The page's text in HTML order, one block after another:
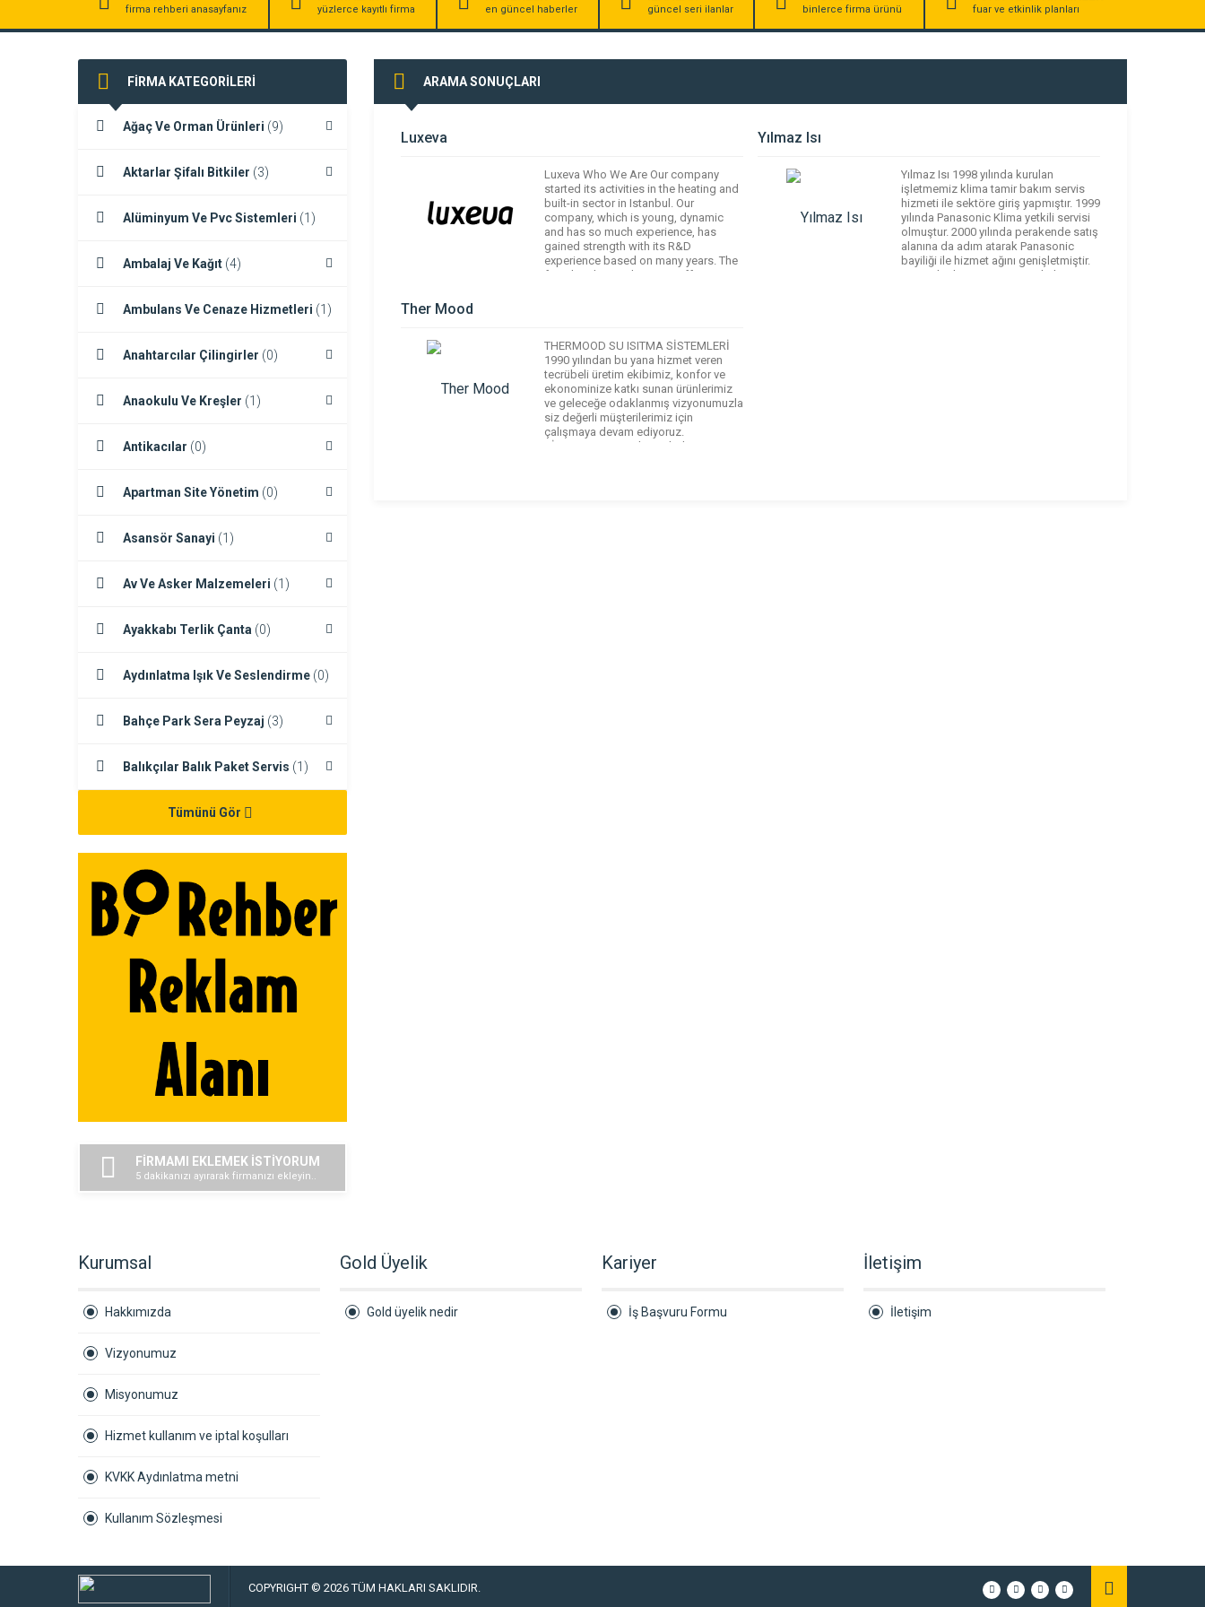
firma rehberi anasayfanız yüzlerce kayıtlı firma en güncel haberler güncel seri ilanlar binlerce firma ürünü fuar ve etkinlik planları
FİRMA KATEGORİLERİ
Ağaç Ve Orman Ürünleri (9)
Aktarlar Şifalı Bitkiler (3)
Alüminyum Ve Pvc Sistemleri (1)
Ambalaj Ve Kağıt (4)
Ambulans Ve Cenaze Hizmetleri (1)
Anahtarcılar Çilingirler (0)
Anaokulu Ve Kreşler (1)
Antikacılar (0)
Apartman Site Yönetim (0)
Asansör Sanayi (1)
Av Ve Asker Malzemeleri (1)
Ayakkabı Terlik Çanta (0)
Aydınlatma Işık Ve Seslendirme (0)
Bahçe Park Sera Peyzaj (3)
Balıkçılar Balık Paket Servis (1)
Tümünü Gör
FİRMAMI EKLEMEK İSTİYORUM
5 dakikanızı ayırarak firmanızı ekleyin..
ARAMA SONUÇLARI
Luxeva
Luxeva Who We Are Our company
started its activities in the heating and
built-in sector in Istanbul. Our
company, which is young, dynamic
and has so much experience, has
gained strength with its R&D
experience based on many years. The
fact that the products are efficient,
Yılmaz Isı
Yılmaz Isı 1998 yılında kurulan
işletmemiz klima tamir bakım servis
hizmeti ile sektöre giriş yapmıştır. 1999
yılında Panasonic Klima yetkili servisi
olmuştur. 2000 yılında perakende satış
alanına da adım atarak Panasonic
bayiliği ile hizmet ağını genişletmiştir.
2004 yılında Fujitsu, General Klima
Ther Mood
THERMOOD SU ISITMA SİSTEMLERİ
1990 yılından bu yana hizmet veren
tecrübeli üretim ekibimiz, konfor ve
ekonominize katkı sunan ürünlerimiz
ve geleceğe odaklanmış vizyonumuzla
siz değerli müşterilerimiz için
çalışmaya devam ediyoruz.
VİZYONUMUZ Herkesin kolayca
Kurumsal
Hakkımızda
Vizyonumuz
Misyonumuz
Hizmet kullanım ve iptal koşulları
KVKK Aydınlatma metni
Kullanım Sözleşmesi
Gold Üyelik
Gold üyelik nedir
Kariyer
İş Başvuru Formu
İletişim
İletişim
COPYRIGHT © 2026 TÜM HAKLARI SAKLIDIR.